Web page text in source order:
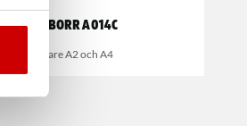
Centerborr A014C
För hållare A2 och A4